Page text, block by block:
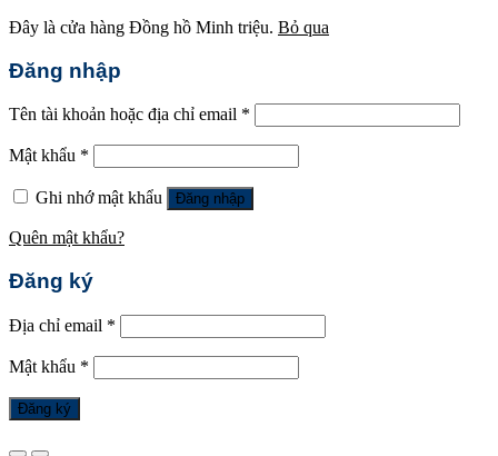
Đây là cửa hàng Đồng hồ Minh triệu. Bỏ qua
Đăng nhập
Tên tài khoản hoặc địa chỉ email *
Mật khẩu *
Ghi nhớ mật khẩu Đăng nhập
Quên mật khẩu?
Đăng ký
Địa chỉ email *
Mật khẩu *
Đăng ký